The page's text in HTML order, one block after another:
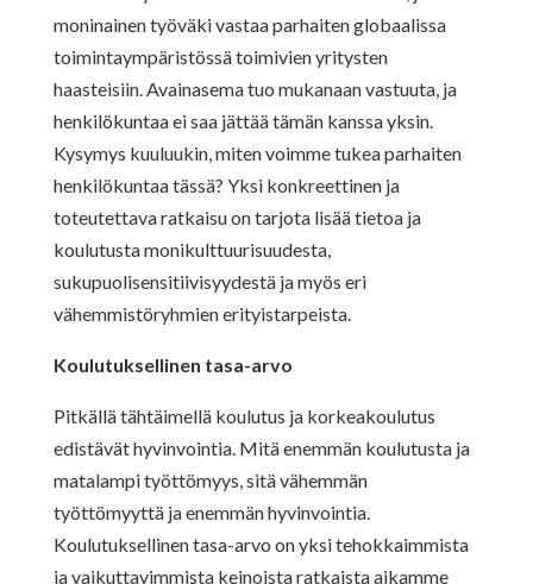
moninainen työväki vastaa parhaiten globaalissa
toimintaympäristössä toimivien yritysten
haasteisiin. Avainasema tuo mukanaan vastuuta, ja
henkilökuntaa ei saa jättää tämän kanssa yksin.
Kysymys kuuluukin, miten voimme tukea parhaiten
henkilökuntaa tässä? Yksi konkreettinen ja
toteutettava ratkaisu on tarjota lisää tietoa ja
koulutusta monikulttuurisuudesta,
sukupuolisensitiivisyydestä ja myös eri
vähemmistöryhmien erityistarpeista.
Koulutuksellinen tasa-arvo
Pitkällä tähtäimellä koulutus ja korkeakoulutus
edistävät hyvinvointia. Mitä enemmän koulutusta ja
matalampi työttömyys, sitä vähemmän
työttömyyttä ja enemmän hyvinvointia.
Koulutuksellinen tasa-arvo on yksi tehokkaimmista
ja vaikuttavimmista keinoista ratkaista aikamme